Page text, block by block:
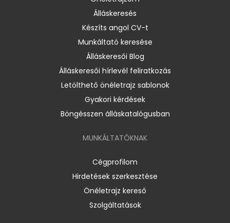
Álláskeresés
Készíts angol CV-t
Munkáltató keresése
Álláskeresői Blog
Álláskeresői hírlevél feliratkozás
Letölthető önéletrajz sablonok
Gyakori kérdések
Böngésszen álláskatalógusban
MUNKÁLTATÓKNAK
Cégprofilom
Hirdetések szerkesztése
Önéletrajz kereső
Szolgáltatások